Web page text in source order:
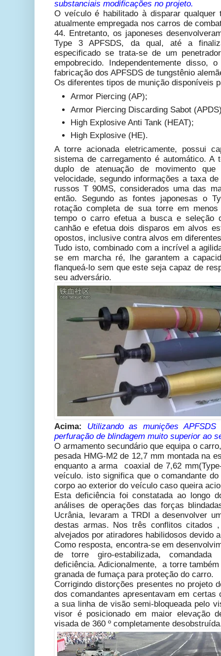
substanciais modificações no projeto.
O veículo é habilitado à disparar qualquer
atualmente empregada nos carros de
44. Entretanto, os japoneses
Type 3 APFSDS, da qual, até a
especificado se trata-se de um
empobrecido. Independentemente disso,
fabricação dos APFSDS de tungstênio
Os diferentes tipos de munição disponíveis
Armor Piercing (AP);
Armor Piercing Discarding Sabot
High Explosive Anti Tank (HEAT);
High Explosive (HE).
A torre acionada eletricamente, possui
sistema de carregamento é automático. A
duplo de atenuação de movimento
velocidade, segundo informações a taxa
russos T 90MS, considerados uma das
então. Segundo as fontes japonesas o
rotação completa de sua torre em
tempo o carro efetua a busca e seleção
canhão e efetua dois disparos em alvos
opostos, inclusive contra alvos em
Tudo isto, combinado com a incrível a
se em marcha ré, lhe garantem a
flanqueá-lo sem que este seja capaz de
seu adversário.
Acima:
Utilizando as munições
perfuração de blindagem muito superior ao
O armamento secundário que equipa o
pesada HMG-M2 de 12,7 mm montada na
enquanto a arma coaxial de 7,62
veículo. isto significa que o comandante
corpo ao exterior do veículo caso queira
Esta deficiência foi constatada ao longo
análises de operações das forças
Ucrânia, levaram a TRDI a desenvolver
destas armas. Nos três conflitos citados
alvejados por atiradores habilidosos devido
Como resposta, encontra-se em
de torre giro-estabilizada, comandada
deficiência. Adicionalmente, a torre
granada de fumaça para proteção do carro.
Corrigindo distorções presentes no projeto
dos comandantes apresentavam em
a sua linha de visão semi-bloqueada pelo
visor é posicionado em maior elevação
visada de 360 ​​º completamente